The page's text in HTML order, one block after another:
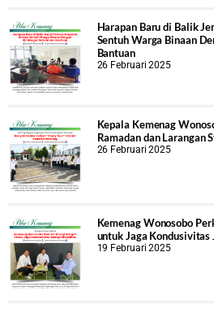
Harapan Baru di Balik
Sentuh Warga Binaan
Bantuan
26 Februari 2025
Kepala Kemenag
Ramadan dan Larangan
26 Februari 2025
Kemenag Wonosobo
untuk Jaga Kondusivitas
19 Februari 2025